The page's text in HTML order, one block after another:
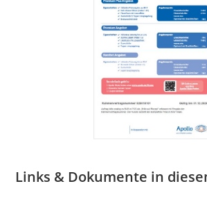
Links & Dokumente in